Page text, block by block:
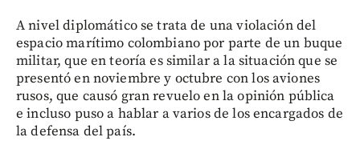
A nivel diplomático se trata de una violación del
espacio marítimo colombiano por parte de un buque
militar, que en teoría es similar a la situación que se
presentó en noviembre y octubre con los aviones
rusos, que causó gran revuelo en la opinión pública
e incluso puso a hablar a varios de los encargados de
la defensa del país.